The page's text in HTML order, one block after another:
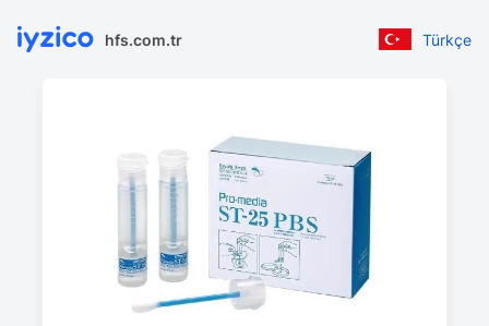
hfs.com.tr Türkçe